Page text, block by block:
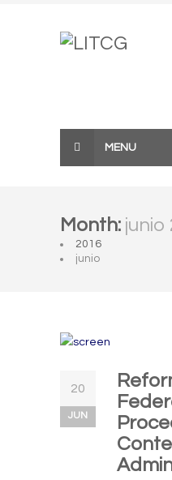
MENU
Month: junio
2016
junio
20
JUN